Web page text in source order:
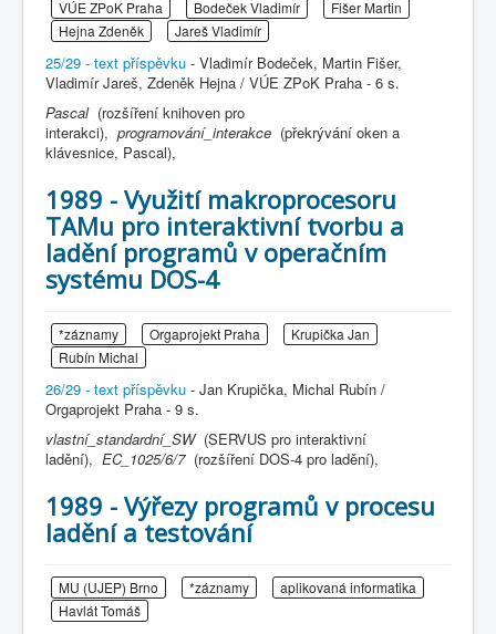
VÚE ZPoK Praha
Bodeček Vladimír
Fišer Martin
Hejna Zdeněk
Jareš Vladimír
25/29 - text příspěvku - Vladimír Bodeček, Martin Fišer,
Vladimír Jareš, Zdeněk Hejna / VÚE ZPoK Praha - 6 s.
Pascal (rozšíření knihoven pro
interakci), programování_interakce (překrývání oken a
klávesnice, Pascal),
1989 - Využití makroprocesoru
TAMu pro interaktivní tvorbu a
ladění programů v operačním
systému DOS-4
*záznamy Orgaprojekt Praha
Krupička Jan
Rubín Michal
26/29 - text příspěvku - Jan Krupička, Michal Rubín /
Orgaprojekt Praha - 9 s.
vlastní_standardní_SW (SERVUS pro interaktivní
ladění), EC_1025/6/7 (rozšíření DOS-4 pro ladění),
1989 - Výřezy programů v procesu
ladění a testování
MU (UJEP) Brno *záznamy
aplikovaná informatika
Havlát Tomáš